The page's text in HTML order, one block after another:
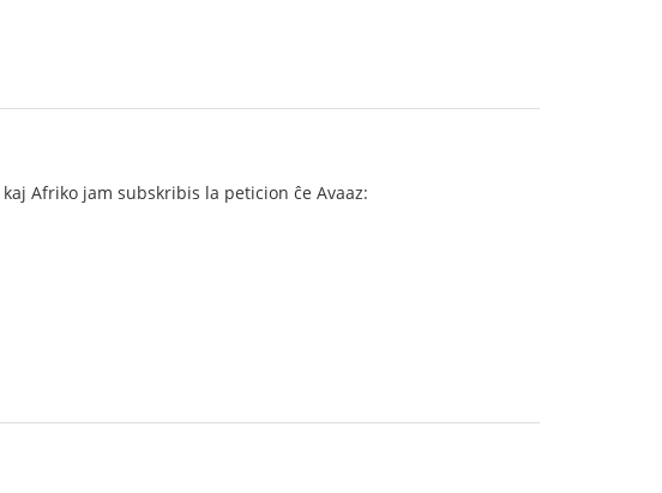
Afriko jam subskribis la peticion ĉe Avaaz: